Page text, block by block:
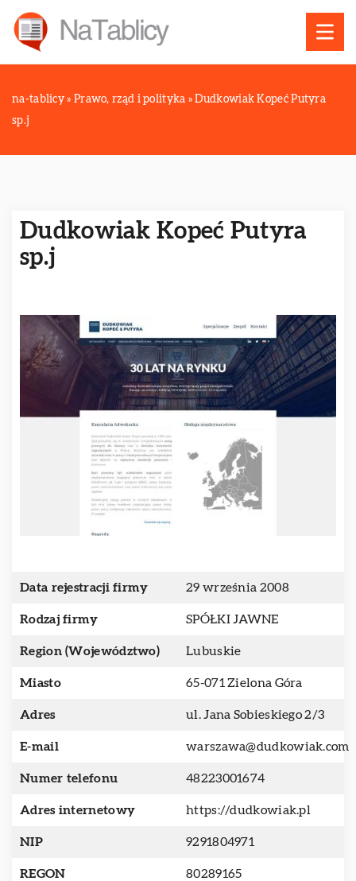
na-tablicy » Prawo, rząd i polityka »Dudkowiak Kopeć Putyra
sp.j
Dudkowiak Kopeć Putyra
sp.j
Data rejestracji firmy 29 września 2008
Rodzaj firmy SPÓŁKI JAWNE
Region (Województwo) Lubuskie
Miasto 65-071 Zielona Góra
Adres ul. Jana Sobieskiego 2/3
E-mail warszawa@dudkowiak.com
Numer telefonu 48223001674
Adres internetowy https://dudkowiak.pl
NIP 9291804971
REGON 80289165